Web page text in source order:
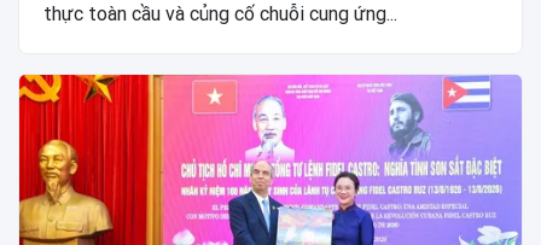
thực toàn cầu và củng cố chuỗi cung ứng...